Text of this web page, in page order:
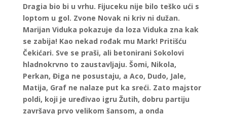
Dragia bio bi u vrhu. Fijuceku nije bilo teško ući s
loptom u gol. Zvone Novak ni kriv ni dužan.
Marijan Viduka pokazuje da loza Viduka zna kak
se zabija! Kao nekad rođak mu Mark! Pritišću
Čekićari. Sve se praši, ali betonirani Sokolovi
hladnokrvno to zaustavljaju. Šomi, Nikola,
Perkan, Điga ne posustaju, a Aco, Dudo, Jale,
Matija, Graf ne nalaze put ka sreći. Zato majstor
poldi, koji je uređivao igru Žutih, dobru partiju
završava prvo velikom šansom, a onda